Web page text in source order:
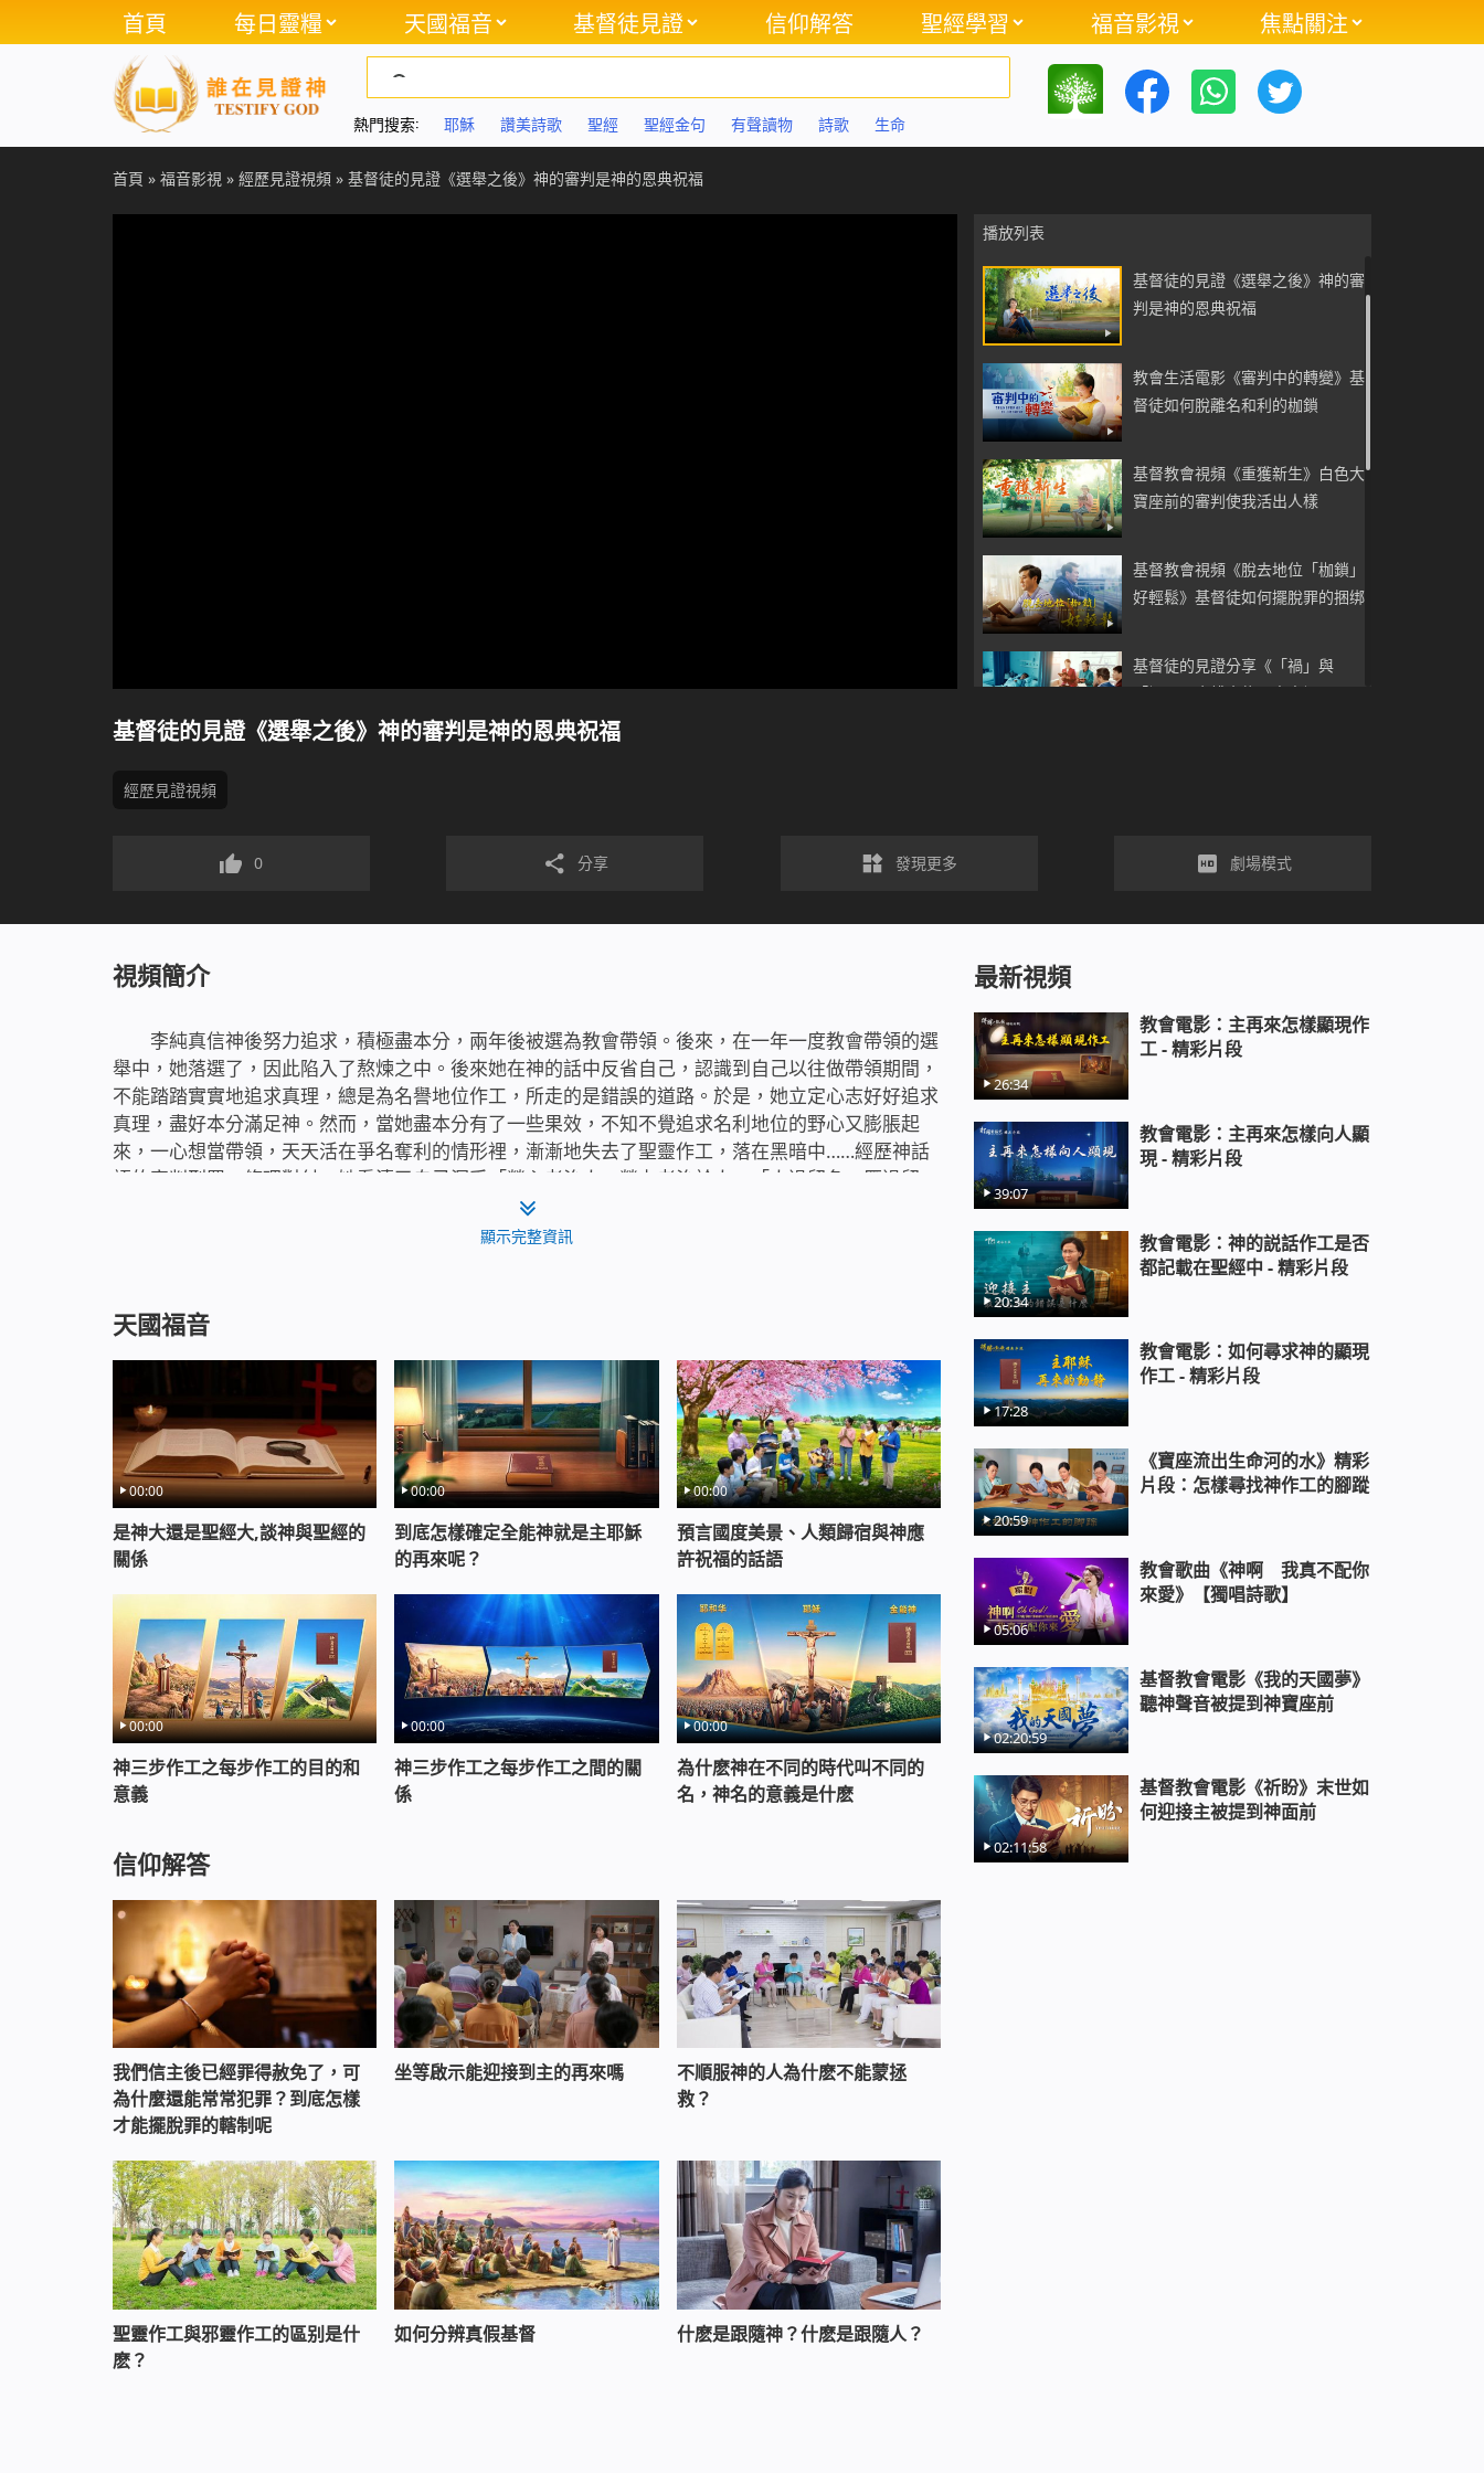
首頁 每日靈糧 天國福音 基督徒見證 信仰解答 聖經學習 福音影視 焦點關注
熱門搜索: 耶穌 讚美詩歌 聖經 聖經金句 有聲讀物 詩歌 生命
首頁 » 福音影視 » 經歷見證視頻 » 基督徒的見證《選舉之後》神的審判是神的恩典祝福
播放列表
基督徒的見證《選舉之後》神的審
判是神的恩典祝福
教會生活電影《審判中的轉變》基
督徒如何脫離名和利的枷鎖
基督教會視頻《重獲新生》白色大
寶座前的審判使我活出人樣
基督教會視頻《脫去地位「枷鎖」
好輕鬆》基督徒如何擺脫罪的捆绑
基督徒的見證分享《「禍」與
「福」》金錢真能買來幸福嗎
基督教會見證視頻《神是我生命的
論生死兩條路
福音微電影《挪亞的日子已來臨》
基督徒的見證《選舉之後》神的審判是神的恩典祝福
經歷見證視頻
0 分享 發現更多 劇場模式
視頻簡介
李純真信神後努力追求，積極盡本分，兩年後被選為教會帶領。後來，在一年一度教會帶領的選
舉中，她落選了，因此陷入了熬煉之中。後來她在神的話中反省自己，認識到自己以往做帶領期間，
不能踏踏實實地追求真理，總是為名譽地位作工，所走的是錯誤的道路。於是，她立定心志好好追求
真理，盡好本分滿足神。然而，當她盡本分有了一些果效，不知不覺追求名利地位的野心又膨脹起
來，一心想當帶領，天天活在爭名奪利的情形裡，漸漸地失去了聖靈作工，落在黑暗中……經歷神話
語的審判刑罰、修理對付，她看清了自己深受「勞心者治人，勞力者治於人」「人過留名，雁過留
聲」「生當作人傑，死亦為鬼雄」等撒但毒素的捆綁、毒害，導致她特別狂妄自大，崇尚名利地位，
撒但毒素已經深種到她心裡，成了她的本性，她也看清了追求地位名利的實質與危害後果，地位名利
顯示完整資訊
天國福音
00:00
是神大還是聖經大,談神與聖經的
關係
00:00
到底怎樣確定全能神就是主耶穌
的再來呢？
00:00
預言國度美景、人類歸宿與神應
許祝福的話語
00:00
神三步作工之每步作工的目的和
意義
00:00
神三步作工之每步作工之間的關
係
00:00
為什麽神在不同的時代叫不同的
名，神名的意義是什麽
信仰解答
我們信主後已經罪得赦免了，可
為什麼還能常常犯罪？到底怎樣
才能擺脫罪的轄制呢
坐等啟示能迎接到主的再來嗎
不順服神的人為什麽不能蒙拯
救？
聖靈作工與邪靈作工的區别是什
麽？
如何分辨真假基督 什麽是跟隨神？什麽是跟隨人？
最新視頻
26:34
教會電影：主再來怎樣顯現作
工 - 精彩片段
39:07
教會電影：主再來怎樣向人顯
現 - 精彩片段
20:34
教會電影：神的説話作工是否
都記載在聖經中 - 精彩片段
17:28
教會電影：如何尋求神的顯現
作工 - 精彩片段
20:59
《寶座流出生命河的水》精彩
片段：怎樣尋找神作工的腳蹤
05:06
教會歌曲《神啊 我真不配你
來愛》【獨唱詩歌】
02:20:59
基督教會電影《我的天國夢》
聽神聲音被提到神寶座前
02:11:58
基督教會電影《祈盼》末世如
何迎接主被提到神面前